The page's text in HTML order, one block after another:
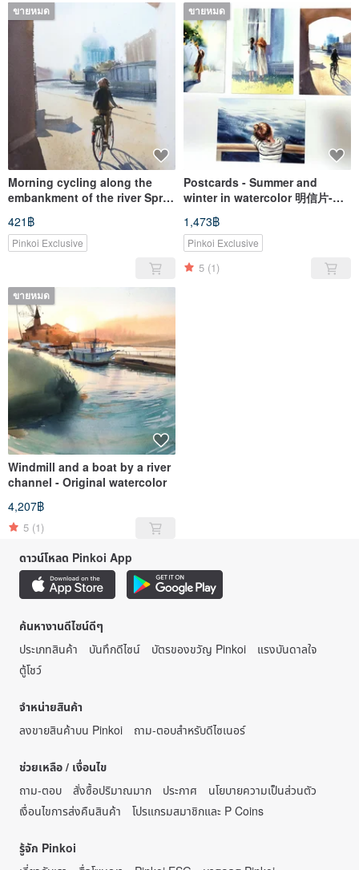
ขายหมด
Morning cycling along the
embankment of the river Spree
421฿
Pinkoi Exclusive
ขายหมด
Postcards - Summer and
winter in watercolor 明信片-水
1,473฿
Pinkoi Exclusive
5 (1)
ขายหมด
Windmill and a boat by a river
channel - Original watercolor
4,207฿
5 (1)
ดาวน์โหลด Pinkoi App
ค้นหางานดีไซน์ดีๆ
ประเภทสินค้า
บันทึกดีไซน์ บัตรของขวัญ Pinkoi
แรงบันดาลใจ
ตู้โชว์
จำหน่ายสินค้า
ลงขายสินค้าบน Pinkoi
ถาม-ตอบสำหรับดีไซเนอร์
ช่วยเหลือ / เงื่อนไข
ถาม-ตอบ
สั่งซื้อปริมาณมาก ประกาศ
นโยบายความเป็นส่วนตัว
เงื่อนไขการส่งคืนสินค้า
โปรแกรมสมาชิกและ P Coins
รู้จัก Pinkoi